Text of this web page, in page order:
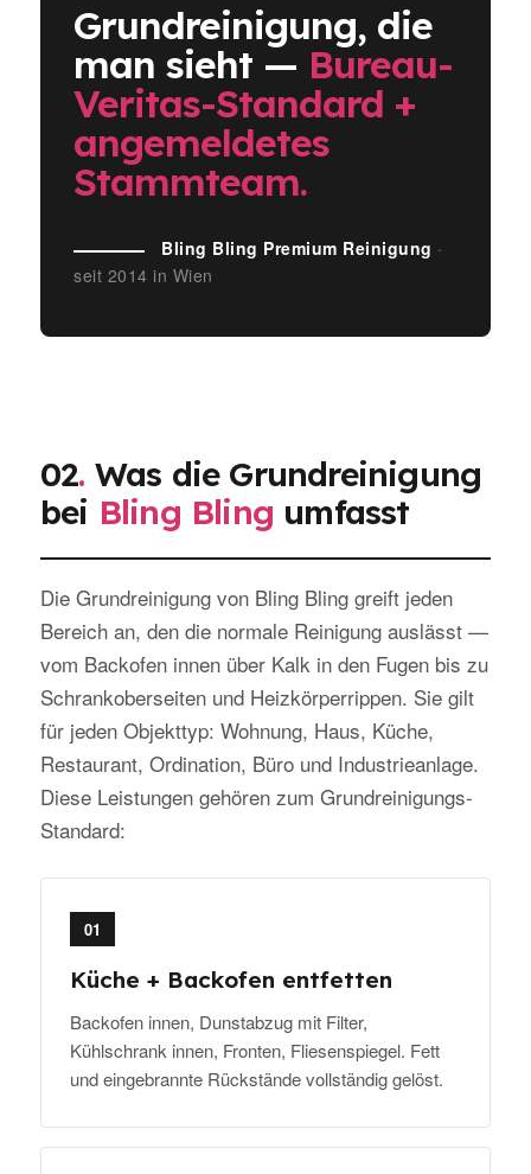
Grundreinigung, die
man sieht — Bureau-
Veritas-Standard +
angemeldetes
Stammteam.
Bling Bling Premium Reinigung ·
seit 2014 in Wien
02. Was die Grundreinigung
bei Bling Bling umfasst
Die Grundreinigung von Bling Bling greift jeden
Bereich an, den die normale Reinigung auslässt —
vom Backofen innen über Kalk in den Fugen bis zu
Schrankoberseiten und Heizkörperrippen. Sie gilt
für jeden Objekttyp: Wohnung, Haus, Küche,
Restaurant, Ordination, Büro und Industrieanlage.
Diese Leistungen gehören zum Grundreinigungs-
Standard:
01
Küche + Backofen entfetten
Backofen innen, Dunstabzug mit Filter,
Kühlschrank innen, Fronten, Fliesenspiegel. Fett
und eingebrannte Rückstände vollständig gelöst.